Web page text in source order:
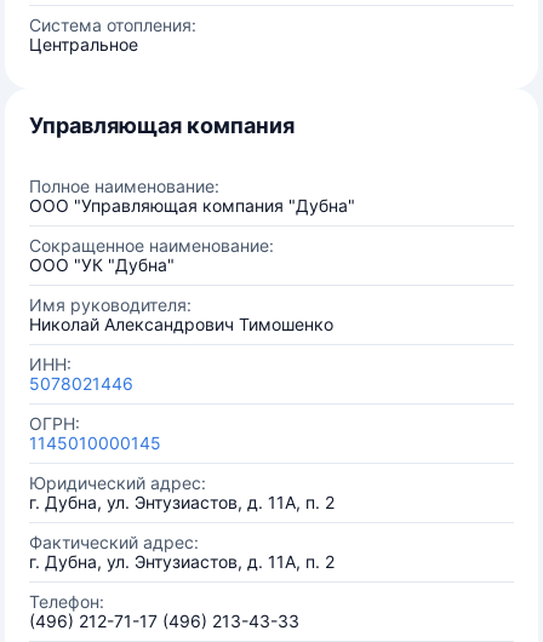
Система отопления:
Центральное
Управляющая компания
Полное наименование:
ООО "Управляющая компания "Дубна"
Сокращенное наименование:
ООО "УК "Дубна"
Имя руководителя:
Николай Александрович Тимошенко
ИНН:
5078021446
ОГРН:
1145010000145
Юридический адрес:
г. Дубна, ул. Энтузиастов, д. 11А, п. 2
Фактический адрес:
г. Дубна, ул. Энтузиастов, д. 11А, п. 2
Телефон:
(496) 212-71-17 (496) 213-43-33